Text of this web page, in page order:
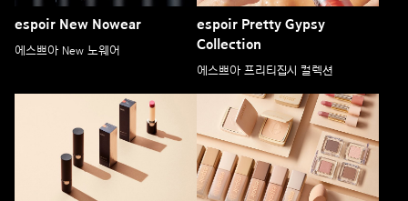
espoir New Nowear
에스쁘아 New 노웨어
espoir Pretty Gypsy
Collection
에스쁘아 프리티집시 컬렉션